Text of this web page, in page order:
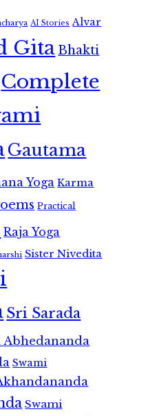
AI Stories Alvar
GitaBhakti
Complete
Gautama
Yoga Karma
Practical
Raja Yoga
Sister Nivedita
Sri Sarada
Abhedananda
Swami
Swami